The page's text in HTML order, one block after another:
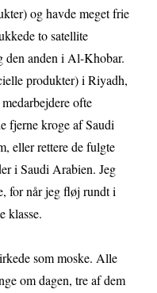
og havde meget frie
to satellite
den anden i Al-Khobar.
produkter) i Riyadh,
ofte
fjerne kroge af Saudi
eller rettere de fulgte
i Saudi Arabien. Jeg
for når jeg fløj rundt i
klasse.
som moske. Alle
om dagen, tre af dem